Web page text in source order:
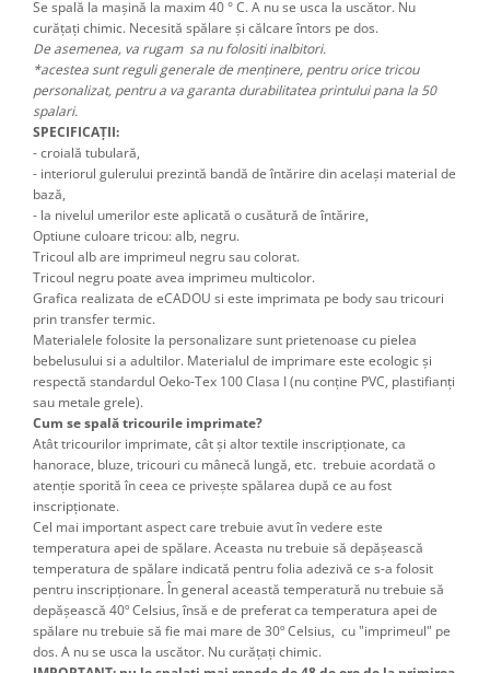
Se spală la mașină la maxim 40 ° C. A nu se usca la uscător. Nu
curățați chimic. Necesită spălare și călcare întors pe dos.
De asemenea, va rugam sa nu folositi inalbitori.
*acestea sunt reguli generale de menținere, pentru orice tricou
personalizat, pentru a va garanta durabilitatea printului pana la 50
spalari.
SPECIFICAȚII:
- croială tubulară,
- interiorul gulerului prezintă bandă de întărire din același material de
bază,
- la nivelul umerilor este aplicată o cusătură de întărire,
Optiune culoare tricou: alb, negru.
Tricoul alb are imprimeul negru sau colorat.
Tricoul negru poate avea imprimeu multicolor.
Grafica realizata de eCADOU si este imprimata pe body sau tricouri
prin transfer termic.
Materialele folosite la personalizare sunt prietenoase cu pielea
bebelusului si a adultilor. Materialul de imprimare este ecologic și
respectă standardul Oeko-Tex 100 Clasa I (nu conține PVC, plastifianți
sau metale grele).
Cum se spală tricourile imprimate?
Atât tricourilor imprimate, cât şi altor textile inscripţionate, ca
hanorace, bluze, tricouri cu mânecă lungă, etc. trebuie acordată o
atenţie sporită în ceea ce priveşte spălarea după ce au fost
inscripţionate.
Cel mai important aspect care trebuie avut în vedere este
temperatura apei de spălare. Aceasta nu trebuie să depăşească
temperatura de spălare indicată pentru folia adezivă ce s-a folosit
pentru inscripţionare. În general această temperatură nu trebuie să
depăşească 40º Celsius, însă e de preferat ca temperatura apei de
spălare nu trebuie să fie mai mare de 30º Celsius, cu "imprimeul" pe
dos. A nu se usca la uscător. Nu curățați chimic.